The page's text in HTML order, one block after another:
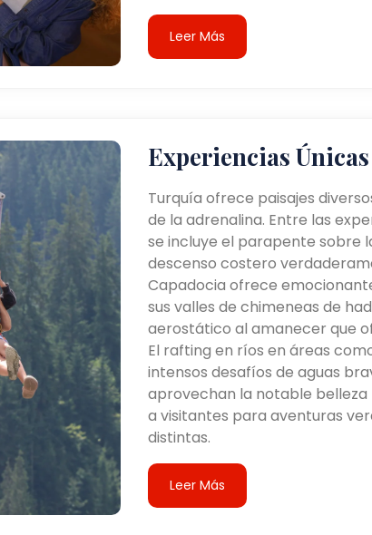
Leer Más
Experiencias
Turquía ofrece paisajes
de la adrenalina. Entre las
se incluye el parapente sobre
descenso costero
Capadocia ofrece
sus valles de chimeneas de
aerostático al amanecer que
El rafting en ríos en áreas
intensos desafíos de aguas
aprovechan la notable
a visitantes para aventuras
distintas.
Leer Más